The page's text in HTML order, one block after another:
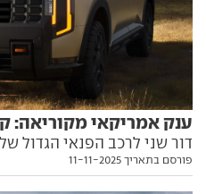
ענק אמריקאי מקוריאה:
דור שני לרכב הפנאי הגדול
שרירי, סביבת נהג מודרנית
פורסם בתאריך 11-11-2025